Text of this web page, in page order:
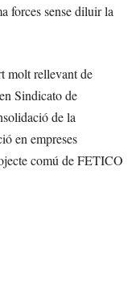
forces sense diluir la
molt rellevant de
Sindicato de
de la
en empreses
comú de FETICO